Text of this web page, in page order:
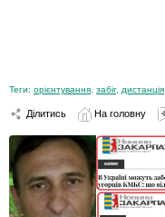
Теги: орієнтування забіг, дистанція
Ділитись На головну